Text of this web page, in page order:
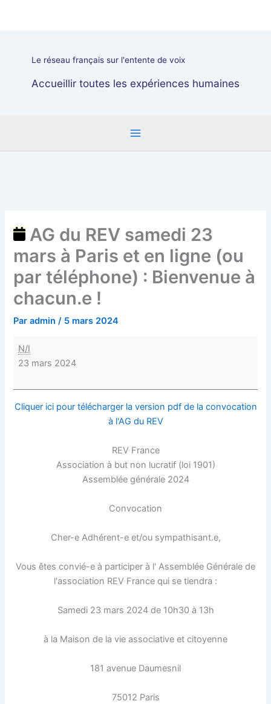
Le réseau français sur l'entente de voix
Accueillir toutes les expériences humaines
AG du REV samedi 23
mars à Paris et en ligne (ou
par téléphone) : Bienvenue à
chacun.e !
Paradmin/ 5 mars 2024
mars
ligne
Bienvenue
à
chacun.e
N/I
23 mars 2024
Cliquer ici pour télécharger la version pdf de la convocation
à l'AG du REV
REV France
Association à but non lucratif (loi 1901)
Assemblée générale 2024
Convocation
Cher-e Adhérent-e et/ou sympathisant.e,
Vous êtes convié-e à participer à l' Assemblée Générale de
l'association REV France qui se tiendra :
Samedi 23 mars 2024 de 10h30 à 13h
à la Maison de la vie associative et citoyenne
181 avenue Daumesnil
75012 Paris